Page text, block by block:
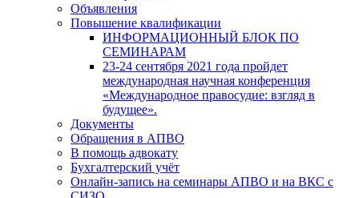
Объявления
Повышение квалификации
ИНФОРМАЦИОННЫЙ БЛОК ПО
СЕМИНАРАМ
23-24 сентября 2021 года пройдет
международная научная конференция
«Международное правосудие: взгляд в
будущее».
Документы
Обращения в АПВО
В помощь адвокату
Бухгалтерский учёт
Онлайн-запись на семинары АПВО и на ВКС с